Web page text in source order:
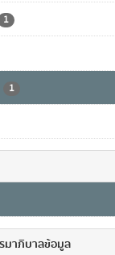
1
1
มาภิบาลข้อมูล